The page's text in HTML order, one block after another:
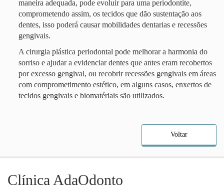
maneira adequada, pode evoluir para uma periodontite,
comprometendo assim, os tecidos que dão sustentação aos
dentes, isso poderá causar mobilidades dentarias e recessões
gengivais.
A cirurgia plástica periodontal pode melhorar a harmonia do
sorriso e ajudar a evidenciar dentes que antes eram recobertos
por excesso gengival, ou recobrir recessões gengivais em áreas
com comprometimento estético, em alguns casos, enxertos de
tecidos gengivais e biomatériais são utilizados.
Voltar
Clínica AdaOdonto